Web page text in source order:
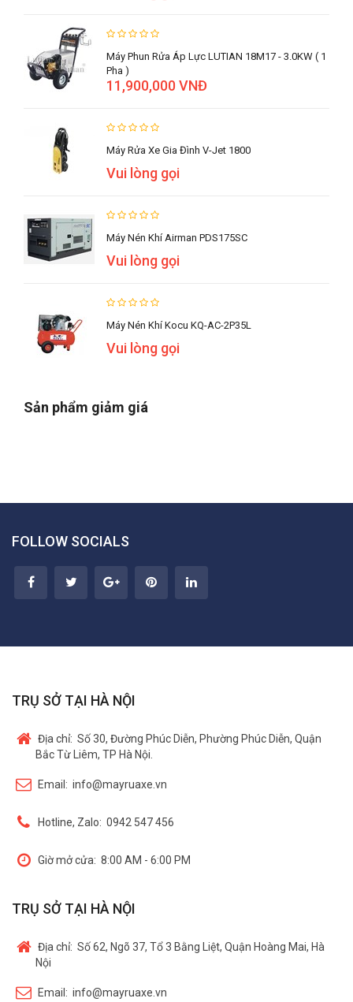
Máy Phun Rửa Áp Lực LUTIAN 18M17 - 3.0KW ( 1
Pha )
11,900,000 VNĐ
Máy Rửa Xe Gia Đình V-Jet 1800
Vui lòng gọi
Máy Nén Khí Airman PDS175SC
Vui lòng gọi
Máy Nén Khí Kocu KQ-AC-2P35L
Vui lòng gọi
Sản phẩm giảm giá
FOLLOW SOCIALS
TRỤ SỞ TẠI HÀ NỘI
Địa chỉ: Số 30, Đường Phúc Diễn, Phường Phúc Diễn, Quận
Bắc Từ Liêm, TP Hà Nội.
Email: info@mayruaxe.vn
Hotline, Zalo: 0942 547 456
Giờ mở cửa: 8:00 AM - 6:00 PM
TRỤ SỞ TẠI HÀ NỘI
Địa chỉ: Số 62, Ngõ 37, Tổ 3 Bằng Liệt, Quận Hoàng Mai, Hà
Nội
Email: info@mayruaxe.vn